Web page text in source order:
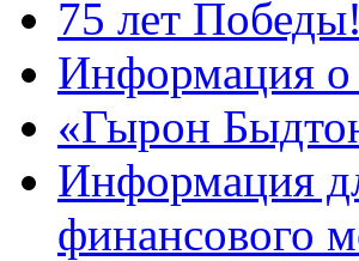
75 лет Победы!
Информация о
«Гырон
Информация
финансового